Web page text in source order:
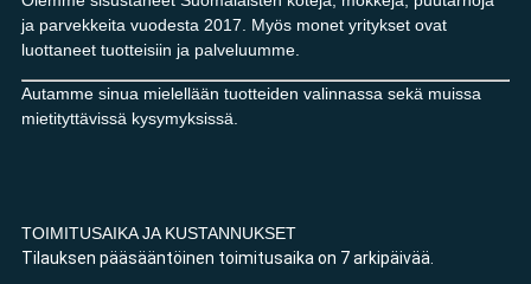
ja parvekkeita vuodesta 2017. Myös monet yritykset ovat
luottaneet tuotteisiin ja palveluumme.
Autamme sinua mielellään tuotteiden valinnassa sekä muissa
mietityttävissä kysymyksissä.
TOIMITUSAIKA JA KUSTANNUKSET
Tilauksen pääsääntöinen toimitusaika on 7 arkipäivää.